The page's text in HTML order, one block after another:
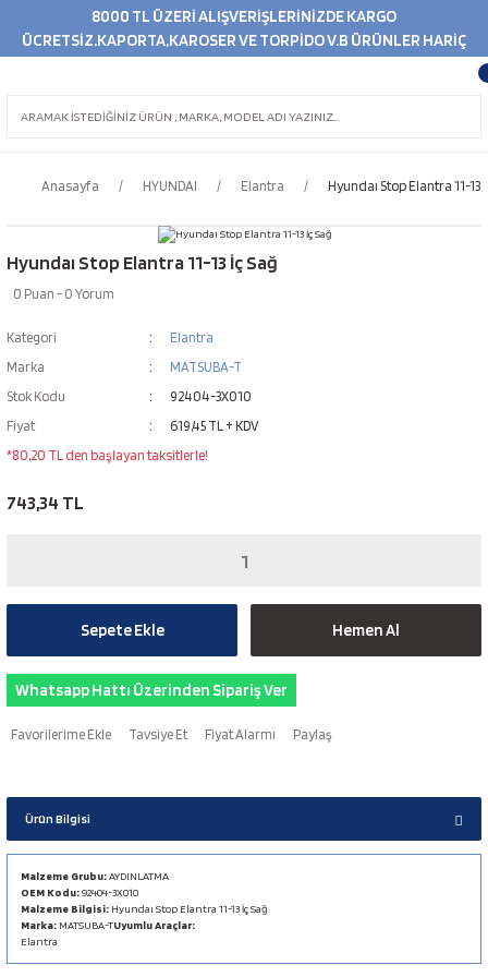
8000 TL ÜZERİ ALIŞVERİŞLERİNİZDE KARGO
ÜCRETSİZ.KAPORTA,KAROSER VE TORPİDO V.B ÜRÜNLER HARİÇ
Anasayfa HYUNDAI Elantra Hyundaı Stop Elantra 11-13
Hyundaı Stop Elantra 11-13 İç Sağ
0 Puan - 0 Yorum
Kategori
Elantra
Marka
MATSUBA-T
Stok Kodu
92404-3X010
Fiyat
619,45 TL + KDV
*80,20 TL den başlayan taksitlerle!
743,34 TL
Sepete Ekle Hemen Al
Whatsapp Hattı Üzerinden Sipariş Ver
Tavsiye Et Fiyat Alarmı Paylaş
Ürün Bilgisi
Malzeme Grubu:AYDINLATMA
OEM Kodu:92404-3X010
Malzeme Bilgisi: Hyundaı Stop Elantra 11-13 İç Sağ
Marka: MATSUBA-TUyumlu Araçlar:
Elantra